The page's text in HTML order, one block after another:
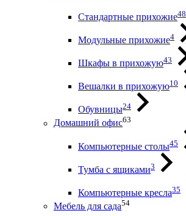
Стандартные прихожие48
Модульные прихожие4
Шкафы в прихожую43
Вешалки в прихожую10
Обувницы24
Домашний офис63
Компьютерные столы45
Тумба с ящиками3
Компьютерные кресла35
Мебель для сада54